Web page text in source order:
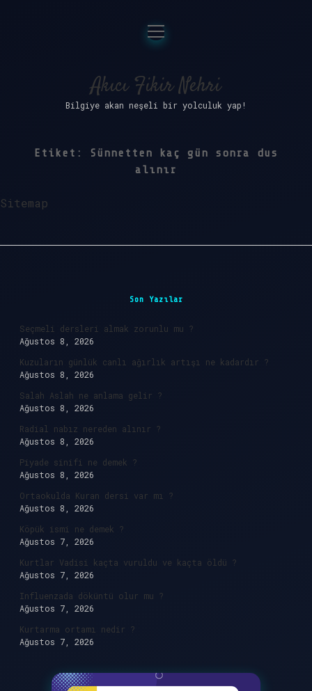
Anasayfa
Gizlilik Politikası
Yasal Uyarı
menüyü
aç
Akıcı Fikir Nehri
Bilgiye akan neşeli bir yolculuk yap!
Etiket:
Sünnetten kaç gün sonra dus
alınır
Sitemap
Son Yazılar
Seçmeli dersleri almak zorunlu mu ?
Ağustos 8, 2026
Kuzuların günlük canlı ağırlık artışı ne kadardır ?
Ağustos 8, 2026
Salah Aslah ne anlama gelir ?
Ağustos 8, 2026
Radial nabız nereden alınır ?
Ağustos 8, 2026
Piyade sinifi ne demek ?
Ağustos 8, 2026
Ortaokulda Kuran dersi var mı ?
Ağustos 8, 2026
Köpük ismi ne demek ?
Ağustos 7, 2026
Kurtlar Vadisi kaçta vuruldu ve kaçta öldü ?
Ağustos 7, 2026
Influenzada döküntü olur mu ?
Ağustos 7, 2026
Kurtarma ortamı nedir ?
Ağustos 7, 2026